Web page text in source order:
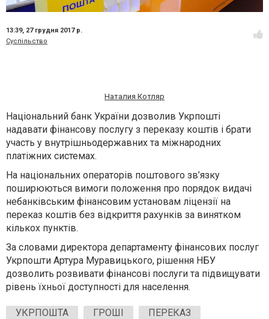
13:39, 27 грудня 2017 р.
Суспільство
Наталия Котляр
Національний банк України дозволив Укрпошті
надавати фінансову послугу з переказу коштів і брати
участь у внутрішньодержавних та міжнародних
платіжних системах.
На національних операторів поштового зв’язку
поширюються вимоги положення про порядок видачі
небанківським фінансовим установам ліцензії на
переказ коштів без відкриття рахунків за винятком
кількох пунктів.
За словами директора департаменту фінансових послуг
Укрпошти Артура Муравицького, рішення НБУ
дозволить розвивати фінансові послуги та підвищувати
рівень їхньої доступності для населення.
УКРПОШТА ГРОШІ ПЕРЕКАЗ